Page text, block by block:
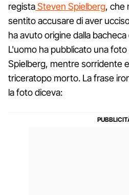
registaSteven Spielberg, che
sentito accusare di aver
ha avuto origine dalla bacheca
L'uomo ha pubblicato una
Spielberg, mentre sorridente
triceratopo morto. La frase
la foto diceva: